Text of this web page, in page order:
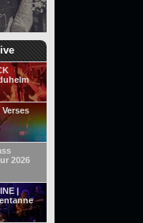
2026
|